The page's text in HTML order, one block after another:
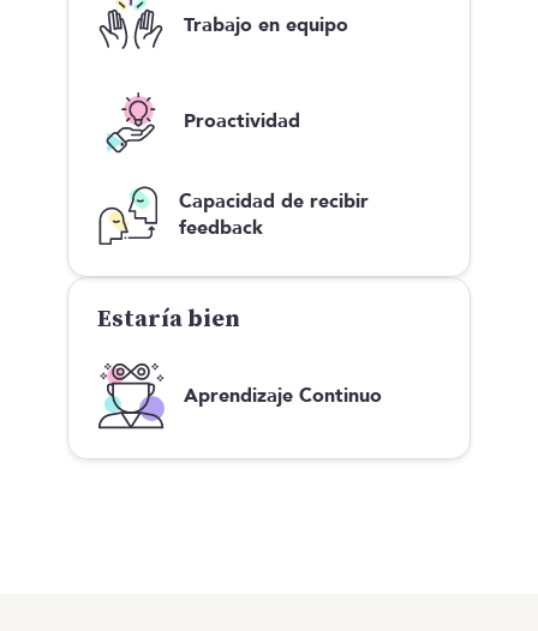
Trabajo en equipo
Proactividad
Capacidad de recibir
feedback
Estaría bien
Aprendizaje Continuo